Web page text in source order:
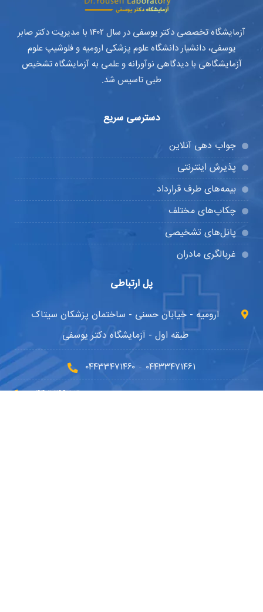
آزمایشگاه تخصصی دکتر یوسفی در سال ۱۴۰۲ با مدیریت دکتر صابر
یوسفی، دانشیار دانشگاه علوم پزشکی ارومیه و فلوشیپ علوم
آزمایشگاهی با دیدگاهی نوآورانه و علمی به آزمایشگاه تشخیص
طبی تاسیس شد.
دسترسی سریع
جواب دهی آنلاین
پذیرش اینترنتی
بیمه‌های طرف قرارداد
چکاپ‌های مختلف
پانل‌های تشخیصی
غربالگری مادران
پل ارتباطی
ارومیه - خیابان حسنی - ساختمان پزشکان سیتاک
طبقه اول - آزمایشگاه دکتر یوسفی
۰۴۴۳۳۴۷۱۴۶۰ - ۰۴۴۳۳۴۷۱۴۶۱
۰۴۴۳۳۴۶۲۰۳۰